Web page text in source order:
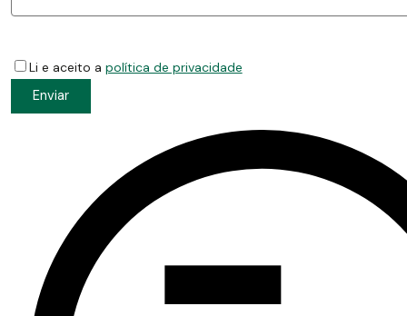
Li e aceito a política de privacidade